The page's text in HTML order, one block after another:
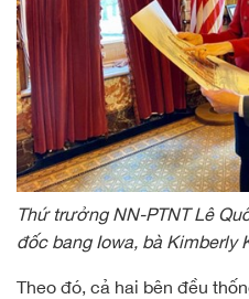
Thứ trưởng NN-PTNT Lê
đốc bang Iowa, bà Kimberly
Theo đó, cả hai bên đều